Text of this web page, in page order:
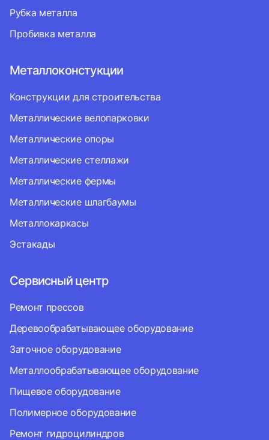
Рубка металла
Пробивка металла
Металлоконстукции
Конструкции для строительства
Металлические велопарковки
Металлические опоры
Металлические стеллажи
Металлические фермы
Металлические шлагбаумы
Металлокаркасы
Эстакады
Сервисный центр
Ремонт прессов
Деревообрабатывающее оборудование
Заточное оборудование
Металлообрабатывающее оборудование
Пищевое оборудование
Полимерное оборудование
Ремонт гидроцилиндров